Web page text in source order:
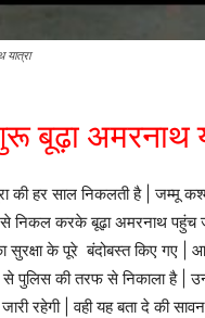
अमरनाथ
की हर साल निकलती है | जम्मू
से निकल करके बूढ़ा अमरनाथ पहुंच
सुरक्षा के पूरे बंदोबस्त किए
पुलिस की तरफ से निकाला है |
जारी रहेगी | वही यह बता दे की